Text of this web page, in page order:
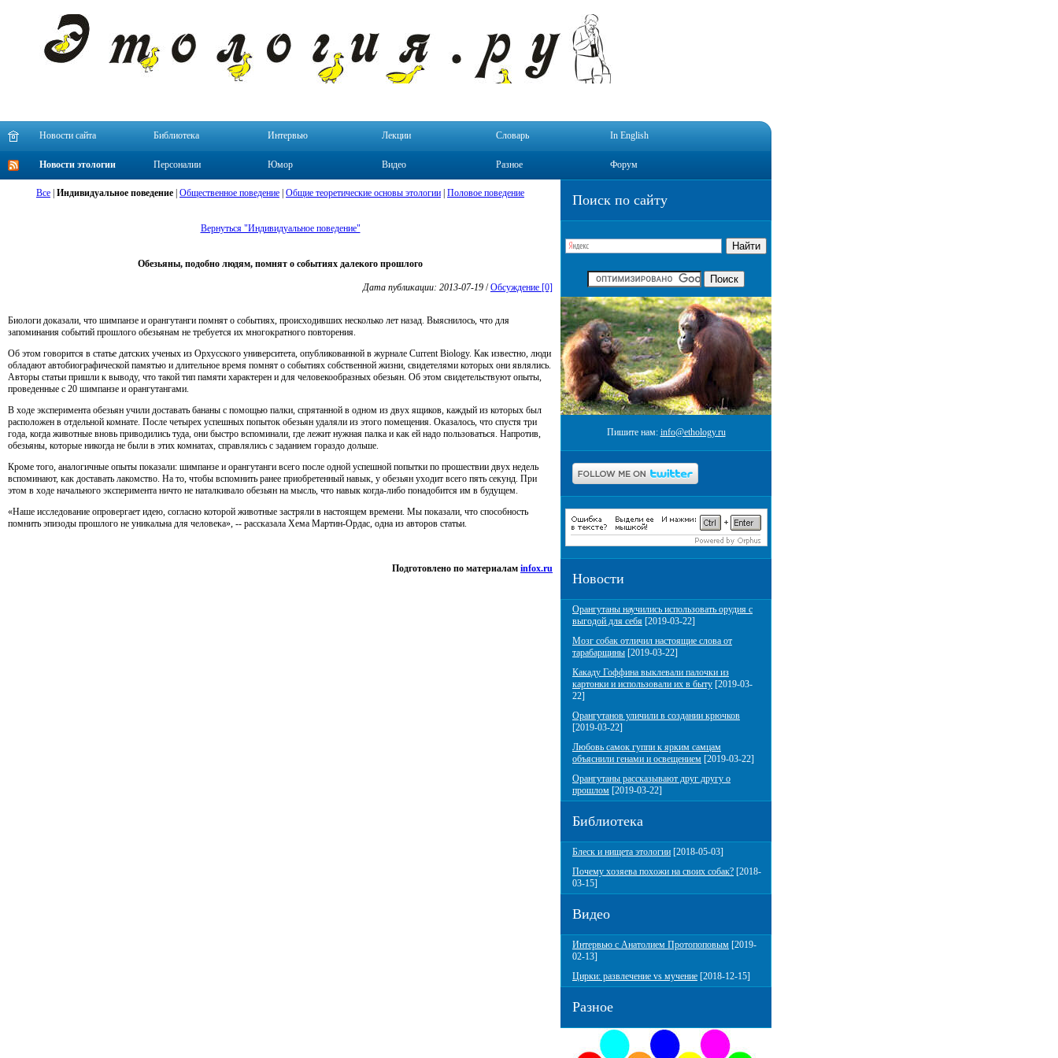
Новости сайта Библиотека Интервью Лекции Словарь In English
Новости этологии Персоналии Юмор Видео Разное Форум
Поиск по сайту
Пишите нам: info@ethology.ru
Новости
Орангутаны научились использовать орудия с
выгодой для себя [2019-03-22]
Мозг собак отличил настоящие слова от
тарабарщины [2019-03-22]
Какаду Гоффина выклевали палочки из
картонки и использовали их в быту [2019-03-
22]
Орангутанов уличили в создании крючков
[2019-03-22]
Любовь самок гуппи к ярким самцам
объяснили генами и освещением [2019-03-22]
Орангутаны рассказывают друг другу о
прошлом [2019-03-22]
Библиотека
Блеск и нищета этологии [2018-05-03]
Почему хозяева похожи на своих собак? [2018-
03-15]
Видео
Интервью с Анатолием Протопоповым [2019-
02-13]
Цирки: развлечение vs мучение [2018-12-15]
Разное
Все Индивидуальное поведение Общественное поведение Общие теоретические основы этологии Половое поведение
Вернуться "Индивидуальное поведение"
Обезьяны, подобно людям, помнят о событиях далекого прошлого
Дата публикации: 2013-07-19 /Обсуждение [0]
Биологи доказали, что шимпанзе и орангутанги помнят о событиях, происходивших несколько лет назад. Выяснилось, что для
запоминания событий прошлого обезьянам не требуется их многократного повторения.
Об этом говорится в статье датских ученых из Орхусского университета, опубликованной в журнале Current Biology. Как известно, люди
обладают автобиографической памятью и длительное время помнят о событиях собственной жизни, свидетелями которых они являлись.
Авторы статьи пришли к выводу, что такой тип памяти характерен и для человекообразных обезьян. Об этом свидетельствуют опыты,
проведенные с 20 шимпанзе и орангутангами.
В ходе эксперимента обезьян учили доставать бананы с помощью палки, спрятанной в одном из двух ящиков, каждый из которых был
расположен в отдельной комнате. После четырех успешных попыток обезьян удаляли из этого помещения. Оказалось, что спустя три
года, когда животные вновь приводились туда, они быстро вспоминали, где лежит нужная палка и как ей надо пользоваться. Напротив,
обезьяны, которые никогда не были в этих комнатах, справлялись с заданием гораздо дольше.
Кроме того, аналогичные опыты показали: шимпанзе и орангутанги всего после одной успешной попытки по прошествии двух недель
вспоминают, как доставать лакомство. На то, чтобы вспомнить ранее приобретенный навык, у обезьян уходит всего пять секунд. При
этом в ходе начального эксперимента ничто не наталкивало обезьян на мысль, что навык когда-либо понадобится им в будущем.
«Наше исследование опровергает идею, согласно которой животные застряли в настоящем времени. Мы показали, что способность
помнить эпизоды прошлого не уникальна для человека», -- рассказала Хема Мартин-Ордас, одна из авторов статьи.
Подготовлено по материалам infox.ru